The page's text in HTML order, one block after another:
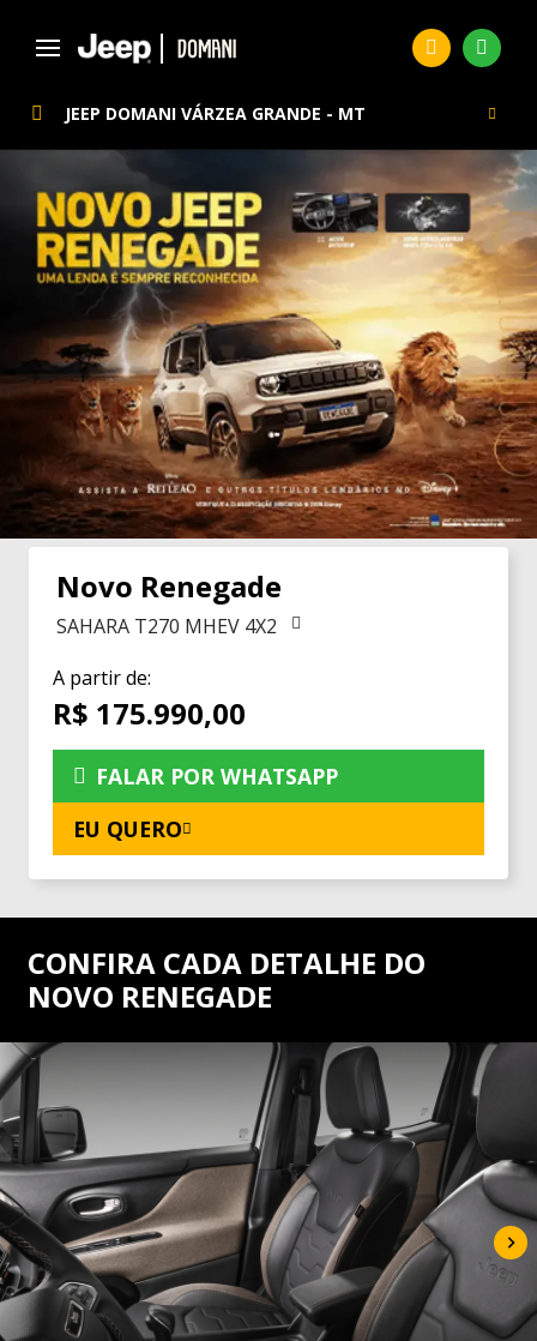
JEEP DOMANI VÁRZEA GRANDE - MT
Novo Renegade
SAHARA T270 MHEV 4X2
A partir de:
R$ 175.990,00
FALAR POR WHATSAPP
EU QUERO
CONFIRA CADA DETALHE DO
NOVO RENEGADE